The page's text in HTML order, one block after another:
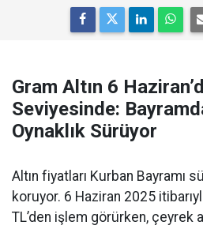
Gram Altın 6
Seviyesinde:
Oynaklık Sürüyor
Altın fiyatları Kurban Bayramı
koruyor. 6 Haziran 2025
TL’den işlem görürken, çeyrek